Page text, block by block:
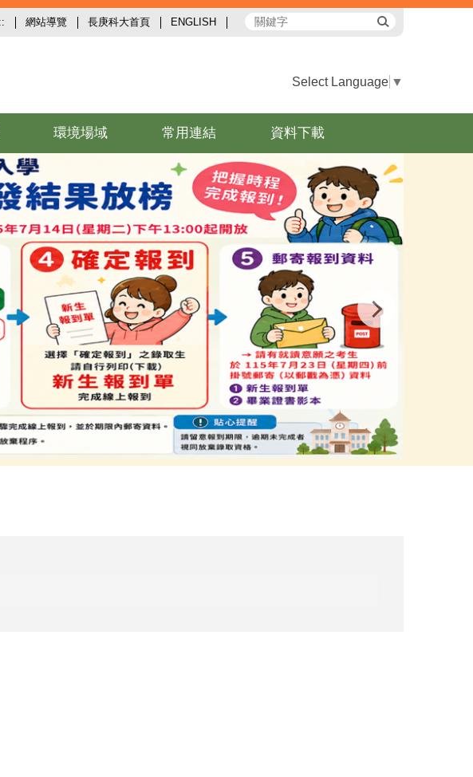
網站導覽 長庚科大首頁 ENGLISH
Select Language ▼
環境場域 常用連結 資料下載